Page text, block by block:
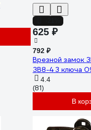
625 ₽
792 ₽
Врезной замок
ЗВ8-4 3 ключа
4.4
(81)
В